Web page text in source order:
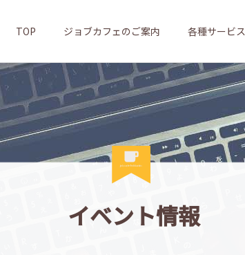
TOP ジョブカフェのご案内 各種サービス
イベント情報